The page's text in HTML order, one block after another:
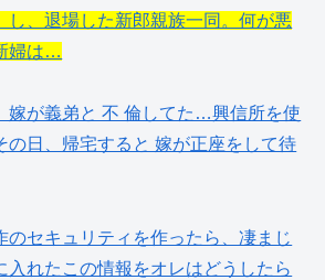
し、退場した新郎親族一同。何が悪
婦は…
嫁が義弟と 不 倫してた…興信所を使
の日、帰宅すると 嫁が正座をして待
のセキュリティを作ったら、凄まじ
れたこの情報をオレはどうしたら